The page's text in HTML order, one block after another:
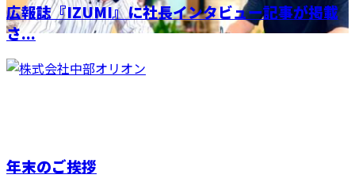
広報誌『IZUMI』に社長インタビュー記事が掲載
さ...
年末のご挨拶